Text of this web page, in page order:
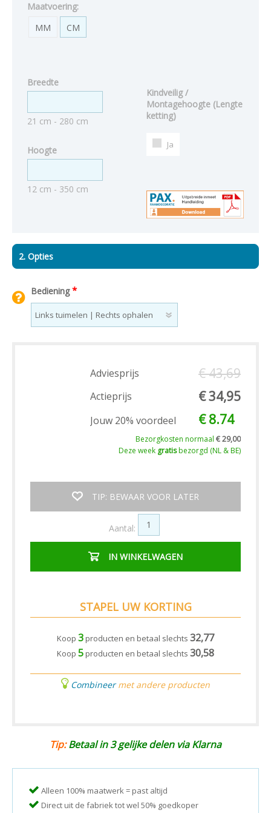
Maatvoering:
MM
CM
Breedte
21 cm - 280 cm
Hoogte
12 cm - 350 cm
Kindveilig /
Montagehoogte (Lengte
ketting)
Ja
2. Opties
Bediening*
Adviesprijs € 43,69
Actieprijs € 34,95
Jouw 20% voordeel € 8.74
Bezorgkosten normaal € 29,00
Deze week gratisbezorgd (NL & BE)
TIP: BEWAAR VOOR LATER
Aantal:
IN WINKELWAGEN
STAPEL UW KORTING
Koop 3 producten en betaal slechts 32,77
Koop 5 producten en betaal slechts 30,58
Combineermet andere producten
Tip:Betaal in 3 gelijke delen via Klarna
Alleen 100% maatwerk = past altijd
Direct uit de fabriek tot wel 50% goedkoper